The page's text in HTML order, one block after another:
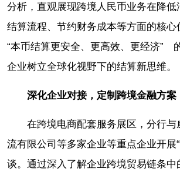
分析，直观展现跨境人民币业务在降低
结算流程、节约财务成本等方面的核心
“本币结算更安全、更高效、更经济”
企业树立全球化视野下的结算新思维。
深化企业对接，定制跨境金融方案
在跨境电商配套服务展区，分行与
流有限公司等多家企业等重点企业开展
谈。通过深入了解企业跨境贸易链条中